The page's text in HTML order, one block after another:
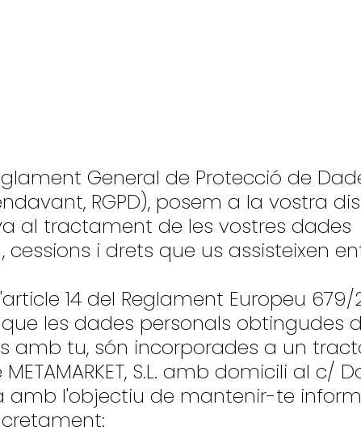
General de Protecció de
RGPD), posem a la vostra
al tractament de les vostres dades
i drets que us assisteixen
14 del Reglament Europeu 679/
les dades personals obtingudes
amb tu, són incorporades a un
S.L. amb domicili al c/
amb l'objectiu de mantenir-te